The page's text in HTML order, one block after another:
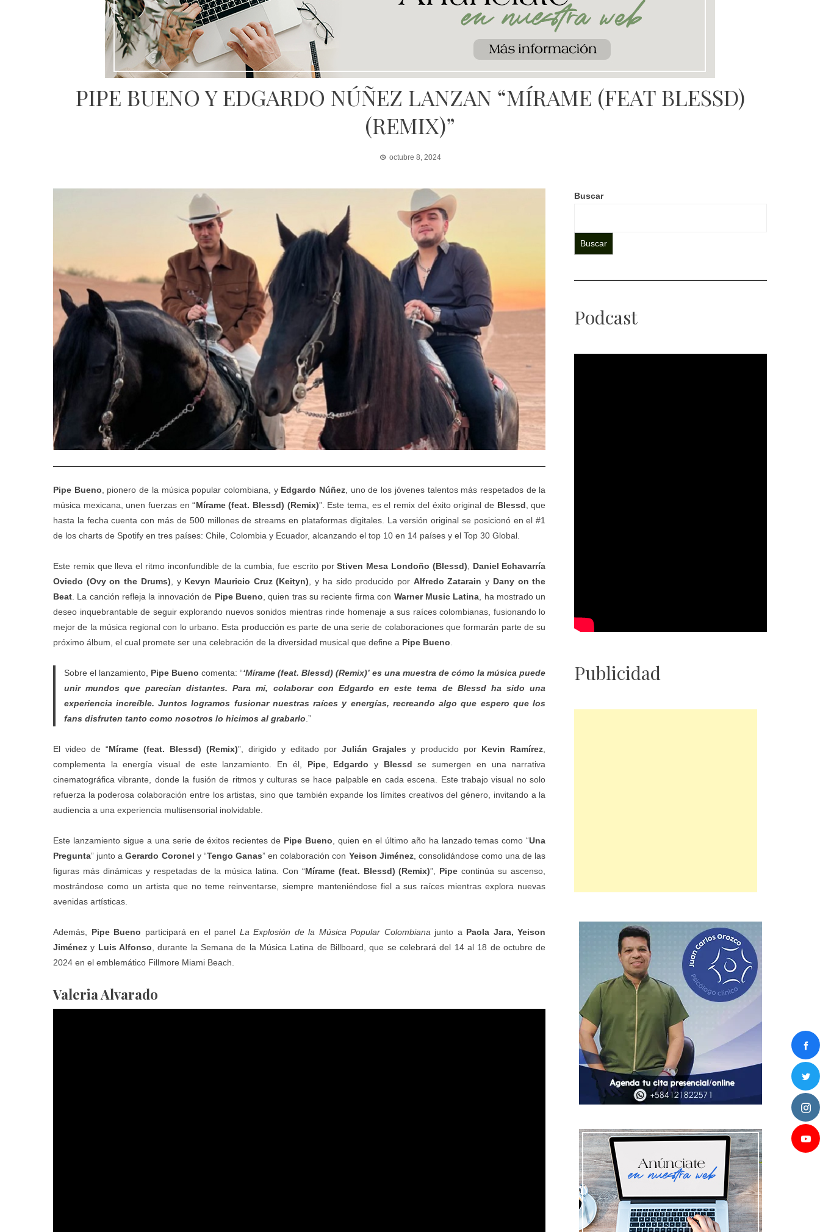
PIPE BUENO Y EDGARDO NÚÑEZ LANZAN “MÍRAME (FEAT BLESSD)
(REMIX)”
octubre 8, 2024
Pipe Bueno, pionero de la música popular colombiana, y Edgardo Núñez, uno de los jóvenes talentos más respetados de la
música mexicana, unen fuerzas en “Mírame (feat. Blessd) (Remix)”. Este tema, es el remix del éxito original de Blessd, que
hasta la fecha cuenta con más de 500 millones de streams en plataformas digitales. La versión original se posicionó en el #1
de los charts de Spotify en tres países: Chile, Colombia y Ecuador, alcanzando el top 10 en 14 países y el Top 30 Global.
Este remix que lleva el ritmo inconfundible de la cumbia, fue escrito porStiven Mesa Londoño (Blessd), Daniel Echavarría
Oviedo (Ovy on the Drums), y Kevyn Mauricio Cruz (Keityn), y ha sido producido por Alfredo Zatarain y Dany on the
Beat. La canción refleja la innovación de Pipe Bueno, quien tras su reciente firma con Warner Music Latina, ha mostrado un
deseo inquebrantable de seguir explorando nuevos sonidos mientras rinde homenaje a sus raíces colombianas, fusionando lo
mejor de la música regional con lo urbano. Esta producción es parte de una serie de colaboraciones que formarán parte de su
próximo álbum, el cual promete ser una celebración de la diversidad musical que define a Pipe Bueno.
Sobre el lanzamiento, Pipe Bueno comenta: “‘Mírame (feat. Blessd) (Remix)’ es una muestra de cómo la música puede
unir mundos que parecían distantes. Para mí, colaborar con Edgardo en este tema de Blessd ha sido una
experiencia increíble. Juntos logramos fusionar nuestras raíces y energías, recreando algo que espero que los
fans disfruten tanto como nosotros lo hicimos al grabarlo.”
El video de “Mírame (feat. Blessd) (Remix)”, dirigido y editado porJulián Grajales y producido por Kevin Ramírez,
complementa la energía visual de este lanzamiento. En él, Pipe, Edgardo y Blessd se sumergen en una narrativa
cinematográfica vibrante, donde la fusión de ritmos y culturas se hace palpable en cada escena. Este trabajo visual no solo
refuerza la poderosa colaboración entre los artistas, sino que también expande los límites creativos del género, invitando a la
audiencia a una experiencia multisensorial inolvidable.
Este lanzamiento sigue a una serie de éxitos recientes de Pipe Bueno, quien en el último año ha lanzado temas como “Una
Pregunta” junto aGerardo Coronel y “Tengo Ganas” en colaboración con Yeison Jiménez, consolidándose como una de las
figuras más dinámicas y respetadas de la música latina. Con “Mírame (feat. Blessd) (Remix)”, Pipe continúa su ascenso,
mostrándose como un artista que no teme reinventarse, siempre manteniéndose fiel a sus raíces mientras explora nuevas
avenidas artísticas.
Además, Pipe Bueno participará en el panel La Explosión de la Música Popular Colombiana junto a Paola Jara, Yeison
Jiménezy Luis Alfonso, durante la Semana de la Música Latina de Billboard, que se celebrará del 14 al 18 de octubre de
2024 en el emblemático Fillmore Miami Beach.
Valeria Alvarado
Buscar
Buscar
Podcast
Publicidad